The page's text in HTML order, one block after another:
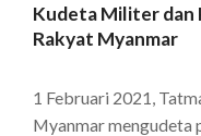
Kudeta Militer dan
Rakyat Myanmar
1 Februari 2021,
Myanmar mengudeta